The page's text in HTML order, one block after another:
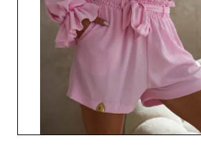
élégantes et durables.